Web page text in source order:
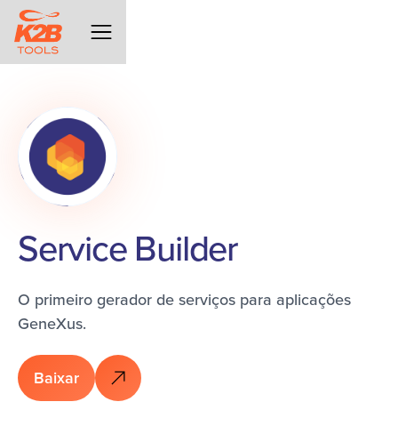
Service Builder
O primeiro gerador de serviços para aplicações
GeneXus.
Baixar